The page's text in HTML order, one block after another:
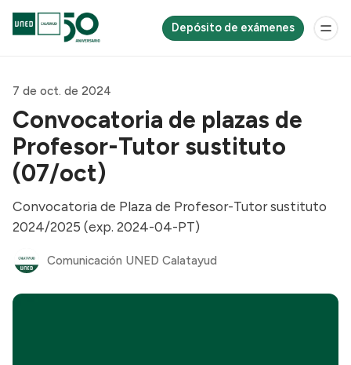
Depósito de exámenes
7 de oct. de 2024
Convocatoria de plazas de
Profesor-Tutor sustituto
(07/oct)
Convocatoria de Plaza de Profesor-Tutor sustituto
2024/2025 (exp. 2024-04-PT)
Comunicación UNED Calatayud